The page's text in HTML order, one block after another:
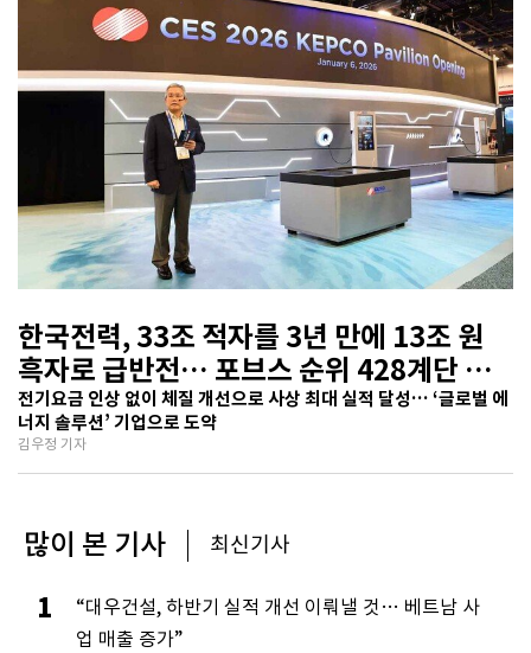
한국전력, 33조 적자를 3년 만에 13조 원
흑자로 급반전… 포브스 순위 428계단 껑
충
전기요금 인상 없이 체질 개선으로 사상 최대 실적 달성… ‘글로벌 에
너지 솔루션’ 기업으로 도약
김우정 기자
많이 본 기사 최신기사
1
“대우건설, 하반기 실적 개선 이뤄낼 것… 베트남 사
업 매출 증가”